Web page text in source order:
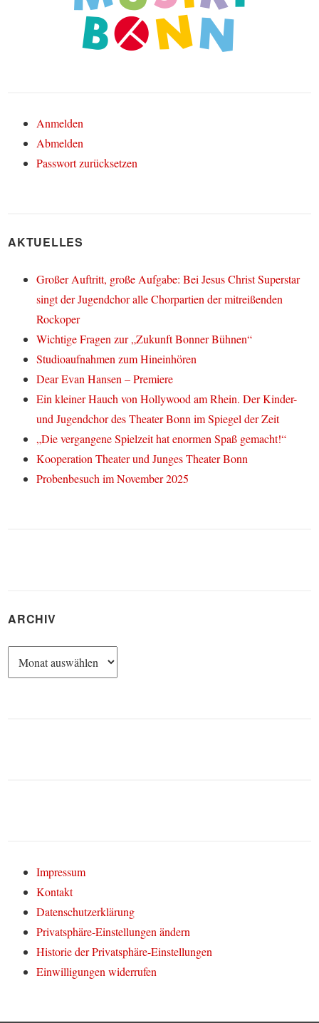
Anmelden
Abmelden
Passwort zurücksetzen
AKTUELLES
Großer Auftritt, große Aufgabe: Bei Jesus Christ Superstar
singt der Jugendchor alle Chorpartien der mitreißenden
Rockoper
Wichtige Fragen zur „Zukunft Bonner Bühnen“
Studioaufnahmen zum Hineinhören
Dear Evan Hansen – Premiere
Ein kleiner Hauch von Hollywood am Rhein. Der Kinder-
und Jugendchor des Theater Bonn im Spiegel der Zeit
„Die vergangene Spielzeit hat enormen Spaß gemacht!“
Kooperation Theater und Junges Theater Bonn
Probenbesuch im November 2025
ARCHIV
Archiv
Impressum
Kontakt
Datenschutzerklärung
Privatsphäre-Einstellungen ändern
Historie der Privatsphäre-Einstellungen
Einwilligungen widerrufen